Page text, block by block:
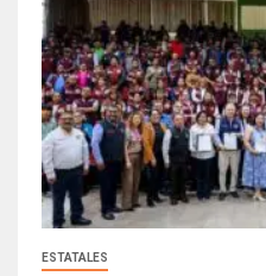
ESTATALES